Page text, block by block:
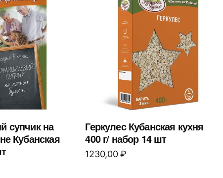
супчик на
Кубанская
Геркулес Кубанская кухня
400 г/ набор 14 шт
1230,00₽